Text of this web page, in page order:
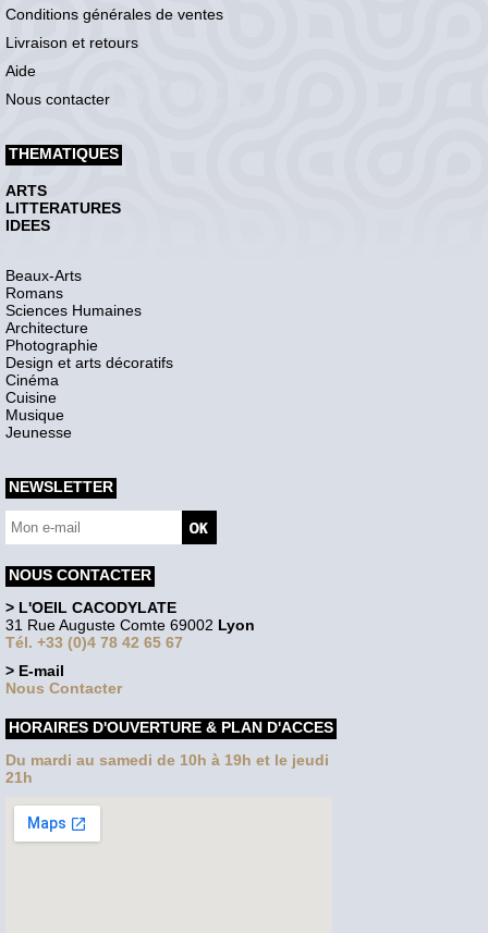
Conditions générales de ventes
Livraison et retours
Aide
Nous contacter
THEMATIQUES
ARTS
LITTERATURES
IDEES
Beaux-Arts
Romans
Sciences Humaines
Architecture
Photographie
Design et arts décoratifs
Cinéma
Cuisine
Musique
Jeunesse
NEWSLETTER
NOUS CONTACTER
> L'OEIL CACODYLATE
31 Rue Auguste Comte 69002 Lyon
Tél. +33 (0)4 78 42 65 67
> E-mail
Nous Contacter
HORAIRES D'OUVERTURE & PLAN D'ACCES
Du mardi au samedi de 10h à 19h et le jeudi
21h